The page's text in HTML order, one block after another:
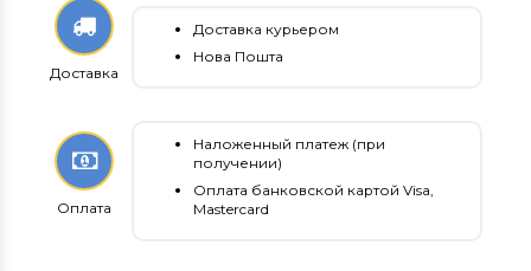
Доставка
Доставка курьером
Нова Пошта
Оплата
Наложенный платеж (при
получении)
Оплата банковской картой Visa,
Mastercard